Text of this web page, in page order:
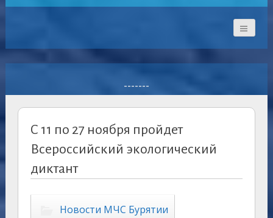
-------
С 11 по 27 ноября пройдет
Всероссийский экологический
диктант
Новости МЧС Бурятии